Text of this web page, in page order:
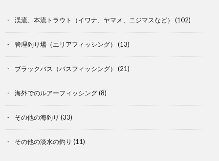
渓流、本流トラウト（イワナ、ヤマメ、ニジマスなど） (102)
管理釣り場（エリアフィッシング） (13)
ブラックバス（バスフィッシング） (21)
海外でのルアーフィッシング(8)
その他の海釣り (33)
その他の淡水の釣り (11)